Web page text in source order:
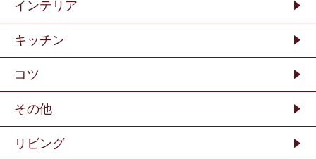
インテリア
キッチン
コツ
その他
リビング